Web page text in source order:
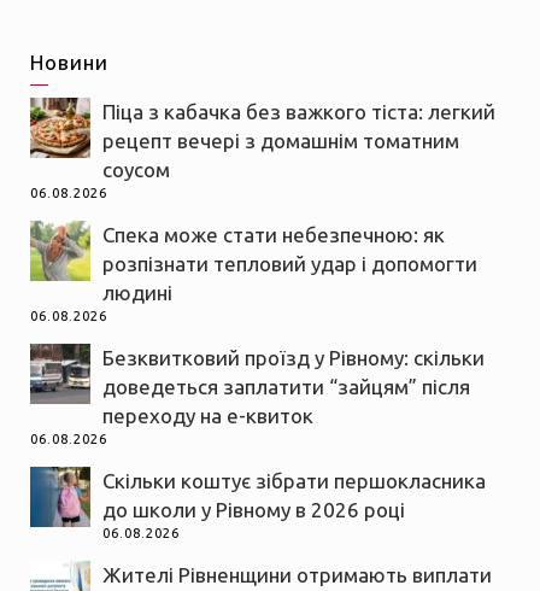
Новини
Піца з кабачка без важкого тіста: легкий
рецепт вечері з домашнім томатним
соусом
06.08.2026
Спека може стати небезпечною: як
розпізнати тепловий удар і допомогти
людині
06.08.2026
Безквитковий проїзд у Рівному: скільки
доведеться заплатити “зайцям” після
переходу на е-квиток
06.08.2026
Скільки коштує зібрати першокласника
до школи у Рівному в 2026 році
06.08.2026
Жителі Рівненщини отримають виплати